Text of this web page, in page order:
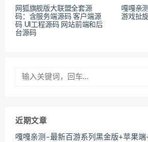
网狐旗舰版大联盟全套源
码：含服务端源码 客户端源
码 UI工程源码 网站前端和后
台源码
嘎嘎亲
游戏扯
近期文章
嘎嘎亲测–最新百游系列黑金版+苹果